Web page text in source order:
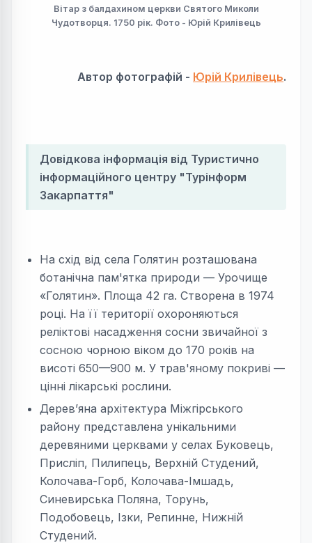
Вітар з балдахином церкви Святого Миколи
Чудотворця. 1750 рік. Фото - Юрій Крилівець
Автор фотографій - Юрій Крилівець.
Довідкова інформація від Туристично
інформаційного центру "Турінформ
Закарпаття"
На схід від села Голятин розташована
ботанічна пам'ятка природи — Урочище
«Голятин». Площа 42 га. Створена в 1974
році. На її території охороняються
реліктові насадження сосни звичайної з
сосною чорною віком до 170 років на
висоті 650—900 м. У трав'яному покриві —
цінні лікарські рослини.
Дерев’яна архітектура Міжгірського
району представлена унікальними
деревяними церквами у селах Буковець,
Прислiп, Пилипець, Верхнiй Студений,
Колочава-Горб, Колочава-Iмшадь,
Синевирська Поляна, Торунь,
Подобовець, Iзки, Репинне, Нижнiй
Студений.